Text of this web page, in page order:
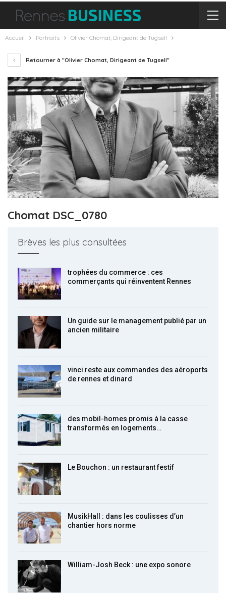
Accueil Portraits Olivier Chomat, Dirigeant de Tugsell
Retourner à "Olivier Chomat, Dirigeant de Tugsell"
Chomat DSC_0780
Brèves les plus consultées
trophées du commerce : ces
commerçants qui réinventent Rennes
Un guide sur le management publié par un
ancien militaire
vinci reste aux commandes des aéroports
de rennes et dinard
des mobil-homes promis à la casse
transformés en logements…
Le Bouchon : un restaurant festif
MusikHall : dans les coulisses d’un
chantier hors norme
William-Josh Beck : une expo sonore